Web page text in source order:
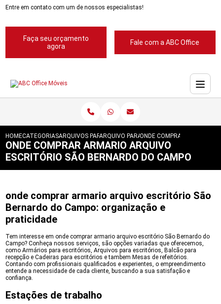
Entre em contato com um de nossos especialistas!
Faça seu orçamento
agora
Fale com a ABC Office
HOMECATEGORIASARQUIVOS PARA ESCRITORIOS
ARQUIVO PARA ESCRITORIOS PASTA
ONDE COMPRAR ARMARIO
ONDE COMPRAR ARMARIO ARQUIVO
ESCRITÓRIO SÃO BERNARDO DO CAMPO
onde comprar armario arquivo escritório São
Bernardo do Campo: organização e
praticidade
Tem interesse em onde comprar armario arquivo escritório São Bernardo do
Campo? Conheça nossos serviços, são opções variadas que oferecemos,
como Armários para escritórios, Arquivos para escritórios, Balcão para
recepção e Cadeiras para escritórios e tambem Mesas de refeitórios.
Contando com profissionais qualificados e experientes, o empreendimento
entende a necessidade de cada cliente, buscando a sua satisfação e
confiança.
Estações de trabalho